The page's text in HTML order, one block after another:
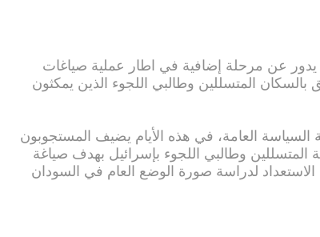
يدور عن مرحلة إضافية في اطار عملية صياغات
بالسكان المتسللين وطالبي اللجوء الذين يمكثون
السياسة العامة، في هذه الأيام يضيف المستجوبون
المتسللين وطالبي اللجوء بإسرائيل بهدف صياغة
لدراسة صورة الوضع العام في السودان